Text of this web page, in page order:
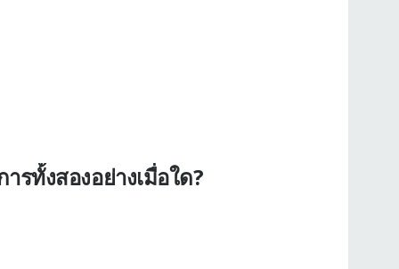
ทั้งสองอย่างเมื่อใด?